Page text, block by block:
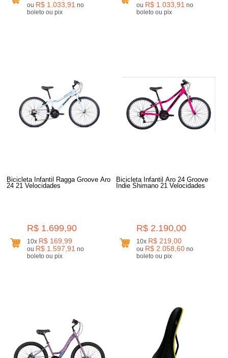
ou R$ 1.033,91 no
boleto ou pix
ou R$ 1.033,91 no
boleto ou pix
Bicicleta Infantil Ragga Groove Aro
24 21 Velocidades
R$ 1.699,90
10x R$ 169,99
ou R$ 1.597,91 no
boleto ou pix
Bicicleta Infantil Aro 24 Groove
Indie Shimano 21 Velocidades
R$ 2.190,00
10x R$ 219,00
ou R$ 2.058,60 no
boleto ou pix